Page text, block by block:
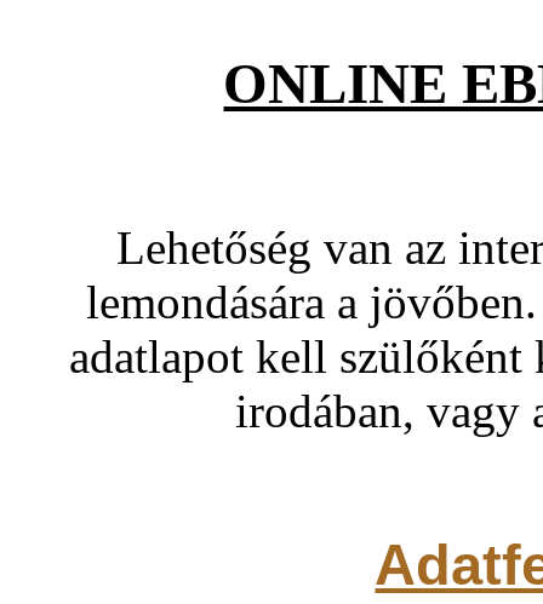
ONLINE
Lehetőség van az
lemondására a
adatlapot kell szülőként
irodában, vagy